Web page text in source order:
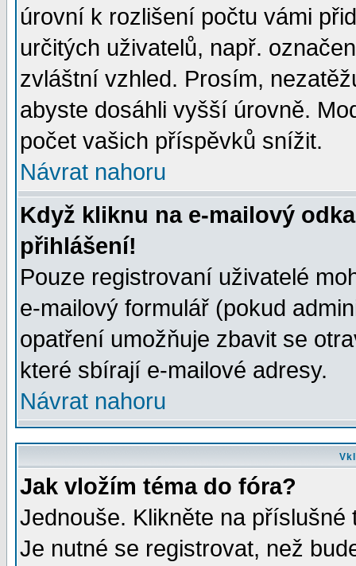
úrovní k rozlišení počtu vámi
určitých uživatelů, např.
zvláštní vzhled. Prosím,
abyste dosáhli vyšší úrovně.
počet vašich příspěvků snížit.
Návrat nahoru
Když kliknu na e-mailový
přihlášení!
Pouze registrovaní uživatelé
e-mailový formulář (pokud
opatření umožňuje zbavit se
které sbírají e-mailové adresy.
Návrat nahoru
Jak vložím téma do fóra?
Jednouše. Klikněte na
Je nutné se registrovat, než